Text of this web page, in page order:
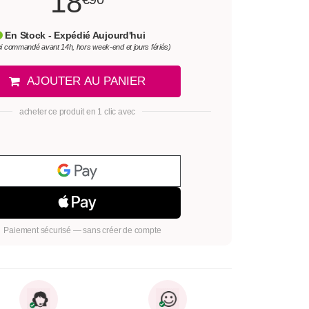
En Stock - Expédié Aujourd'hui
commandé avant 14h, hors week-end et jours fériés)
AJOUTER AU PANIER
acheter ce produit en 1 clic avec
Paiement sécurisé — sans créer de compte